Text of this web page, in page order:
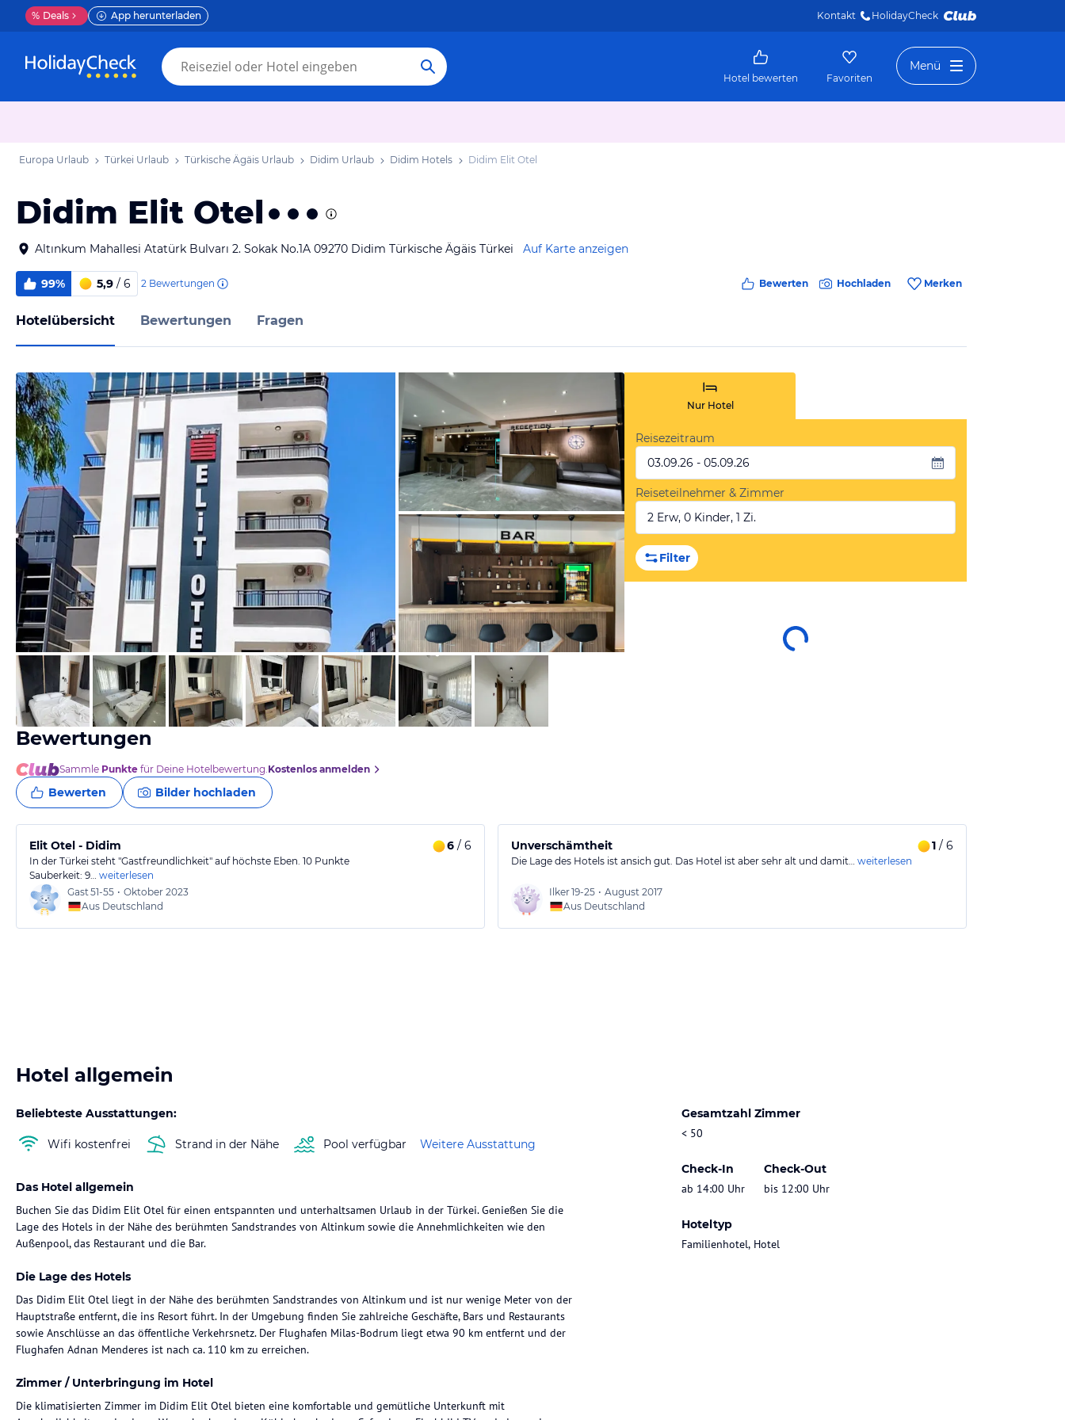
% Deals App herunterladen Kontakt HolidayCheck
Hotel bewerten Favoriten
Menü
Europa Urlaub Türkei Urlaub Türkische Ägäis Urlaub Didim Urlaub Didim Hotels Didim Elit Otel
Didim Elit Otel
Altınkum Mahallesi Atatürk Bulvarı 2. Sokak No.1A 09270 Didim Türkische Ägäis Türkei Auf Karte anzeigen
99% 5,9 / 6 2 Bewertungen Bewerten Hochladen Merken
Hotelübersicht Bewertungen Fragen
von Booking.com
von Booking.com
von Booking.com
Nur Hotel
Reisezeitraum
03.09.26 - 05.09.26
Reiseteilnehmer & Zimmer
2 Erw, 0 Kinder, 1 Zi.
Filter
Bewertungen
Sammle Punkte für Deine Hotelbewertung.Kostenlos anmelden
Bewerten Bilder hochladen
Elit Otel - Didim 6 / 6
In der Türkei steht "Gastfreundlichkeit" auf höchste Eben. 10 Punkte
Sauberkeit: 9… weiterlesen
Gast51-55 • Oktober 2023
Aus Deutschland
Unverschämtheit 1 / 6
Die Lage des Hotels ist ansich gut. Das Hotel ist aber sehr alt und damit… weiterlesen
Ilker19-25 • August 2017
Aus Deutschland
Hotel allgemein
Beliebteste Ausstattungen:
Wifi kostenfrei Strand in der Nähe Pool verfügbar Weitere Ausstattung
Gesamtzahl Zimmer
< 50
Check-In
ab 14:00 Uhr
Check-Out
bis 12:00 Uhr
Hoteltyp
Familienhotel, Hotel
Das Hotel allgemein
Buchen Sie das Didim Elit Otel für einen entspannten und unterhaltsamen Urlaub in der Türkei. Genießen Sie die
Lage des Hotels in der Nähe des berühmten Sandstrandes von Altinkum sowie die Annehmlichkeiten wie den
Außenpool, das Restaurant und die Bar.
Die Lage des Hotels
Das Didim Elit Otel liegt in der Nähe des berühmten Sandstrandes von Altinkum und ist nur wenige Meter von der
Hauptstraße entfernt, die ins Resort führt. In der Umgebung finden Sie zahlreiche Geschäfte, Bars und Restaurants
sowie Anschlüsse an das öffentliche Verkehrsnetz. Der Flughafen Milas-Bodrum liegt etwa 90 km entfernt und der
Flughafen Adnan Menderes ist nach ca. 110 km zu erreichen.
Zimmer / Unterbringung im Hotel
Die klimatisierten Zimmer im Didim Elit Otel bieten eine komfortable und gemütliche Unterkunft mit